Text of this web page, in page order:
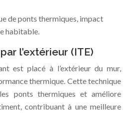
de ponts thermiques, impact
habitable.
l’extérieur (ITE)
est placé à l’extérieur du mur,
thermique. Cette technique
ponts thermiques et améliore
contribuant à une meilleure